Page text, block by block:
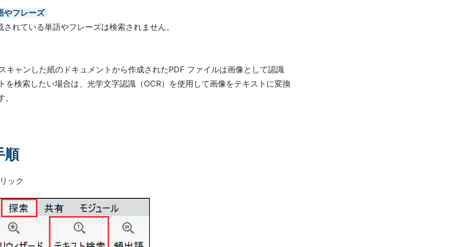
やフレーズ
れている単語やフレーズは検索されません。
キャンした紙のドキュメントから作成されたPDF ファイルは画像として認識
を検索したい場合は、光学文字認識（OCR）を使用して画像をテキストに変換
順
ック